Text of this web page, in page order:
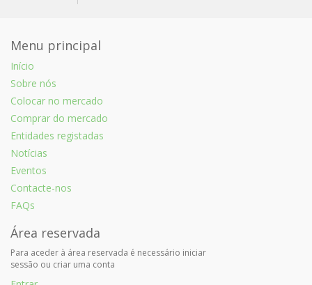
Menu principal
Início
Sobre nós
Colocar no mercado
Comprar do mercado
Entidades registadas
Notícias
Eventos
Contacte-nos
FAQs
Área reservada
Para aceder à área reservada é necessário iniciar
sessão ou criar uma conta